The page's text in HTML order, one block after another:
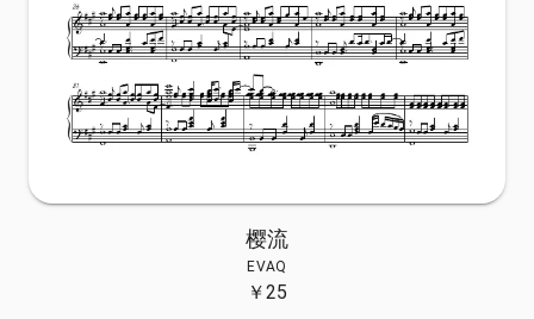
樱流
EVAQ
￥25